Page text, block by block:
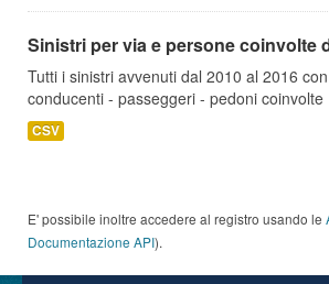
Sinistri per via e persone coinvolte
Tutti i sinistri avvenuti dal 2010 al 2016
conducenti - passeggeri - pedoni coinvolte
CSV
E' possibile inoltre accedere al registro usando le
Documentazione API).